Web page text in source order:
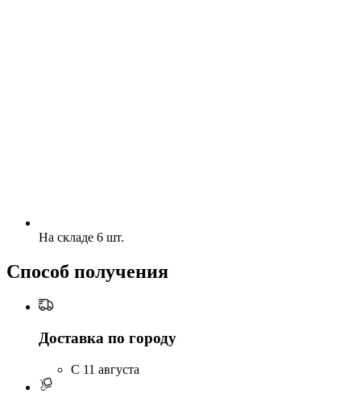
На складе 6 шт.
Способ получения
Доставка по городу
C 11 августа